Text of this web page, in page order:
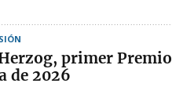
primer Premio
de 2026